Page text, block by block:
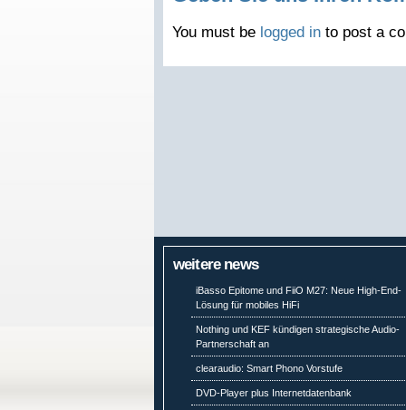
You must be logged in to post a
weitere news
iBasso Epitome und FiiO M27: Neue High-End-
Lösung für mobiles HiFi
Nothing und KEF kündigen strategische Audio-
Partnerschaft an
clearaudio: Smart Phono Vorstufe
DVD-Player plus Internetdatenbank